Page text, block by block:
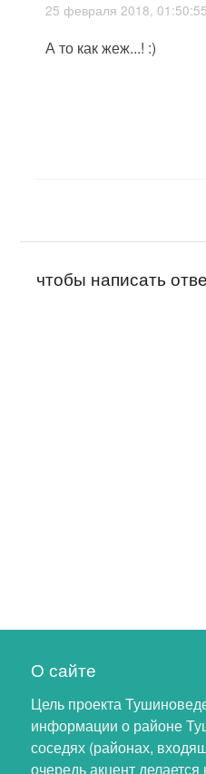
25 февраля 2018, 01:50:55
А то как жеж...! :)
чтобы написать
О сайте
Цель проекта
информации о районе
соседях (районах,
очередь акцент